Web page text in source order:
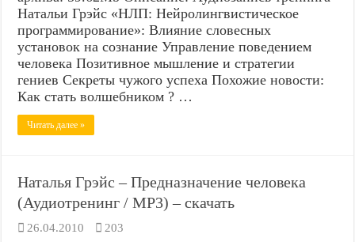
Натальи Грэйс «НЛП: Нейролингвистическое
программирование»: Влияние словесных
установок на сознание Управление поведением
человека Позитивное мышление и стратегии
гениев Секреты чужого успеха Похожие новости:
Как стать волшебником ? …
Читать далее »
Наталья Грэйс – Предназначение человека
(Аудиотренинг / MP3) – скачать
26.04.2010 203